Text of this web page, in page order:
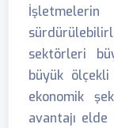
sektörleri
büyük
ekonomik
avantajı